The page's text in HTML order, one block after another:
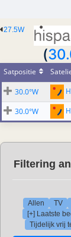
27.5W
(
Satpositie
30.0°W
30.0°W
Filtering
Allen TV
[+] Laatste
Tijdelijk vrij